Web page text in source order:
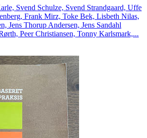
Svend Schulze, Svend Strandgaard, Uffe
Frank Mirz, Toke Bek, Lisbeth Nilas,
Jens Thorup Andersen, Jens Sandahl
Peer Christiansen, Tonny Karlsmark,...